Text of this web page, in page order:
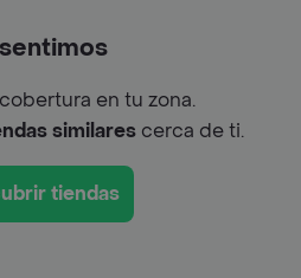
en tu zona.
similarescerca de ti.
tiendas